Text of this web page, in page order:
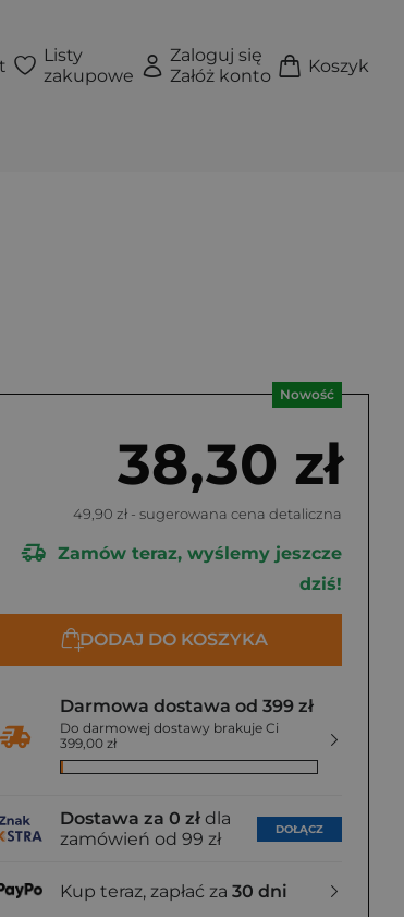
Listy
zakupowe
Zaloguj się
Załóż konto
Koszyk
Nowość
38,30 zł
49,90 zł - sugerowana cena detaliczna
Zamów teraz, wyślemy jeszcze
dziś!
DODAJ DO KOSZYKA
Darmowa dostawa od 399 zł
Do darmowej dostawy brakuje Ci
399,00 zł
Dostawa za 0 zł dla
zamówień od 99 zł
DOŁĄCZ
Kup teraz, zapłać za 30 dni